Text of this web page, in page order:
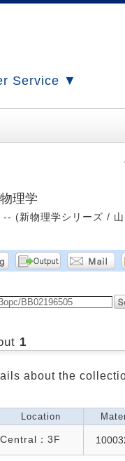
Service ▼
理学
(新物理学シリーズ /
1
about the
Location
Central：3F